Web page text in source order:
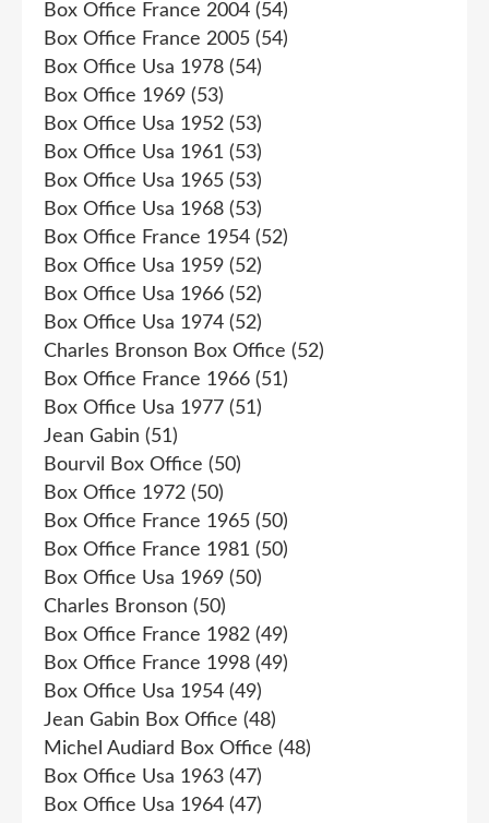
Box Office France 2004 (54)
Box Office France 2005 (54)
Box Office Usa 1978 (54)
Box Office 1969 (53)
Box Office Usa 1952 (53)
Box Office Usa 1961 (53)
Box Office Usa 1965 (53)
Box Office Usa 1968 (53)
Box Office France 1954 (52)
Box Office Usa 1959 (52)
Box Office Usa 1966 (52)
Box Office Usa 1974 (52)
Charles Bronson Box Office (52)
Box Office France 1966 (51)
Box Office Usa 1977 (51)
Jean Gabin (51)
Bourvil Box Office (50)
Box Office 1972 (50)
Box Office France 1965 (50)
Box Office France 1981 (50)
Box Office Usa 1969 (50)
Charles Bronson (50)
Box Office France 1982 (49)
Box Office France 1998 (49)
Box Office Usa 1954 (49)
Jean Gabin Box Office (48)
Michel Audiard Box Office (48)
Box Office Usa 1963 (47)
Box Office Usa 1964 (47)